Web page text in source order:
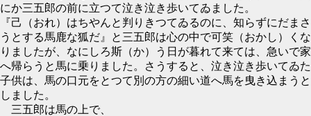
にか三五郎の前に立つて泣き泣き歩いてゐました。
『己（おれ）はちやんと判りきつてゐるのに、知らずにだまさ
うとする馬鹿な狐だ』と三五郎は心の中で可笑（おかし）くな
りましたが、なにしろ斯（か）う日が暮れて来ては、急いで家
へ帰らうと馬に乗りました。さうすると、泣き泣き歩いてゐた
子供は、馬の口元をとつて別の方の細い道へ馬を曳き込まうと
しました。
三五郎は馬の上で、